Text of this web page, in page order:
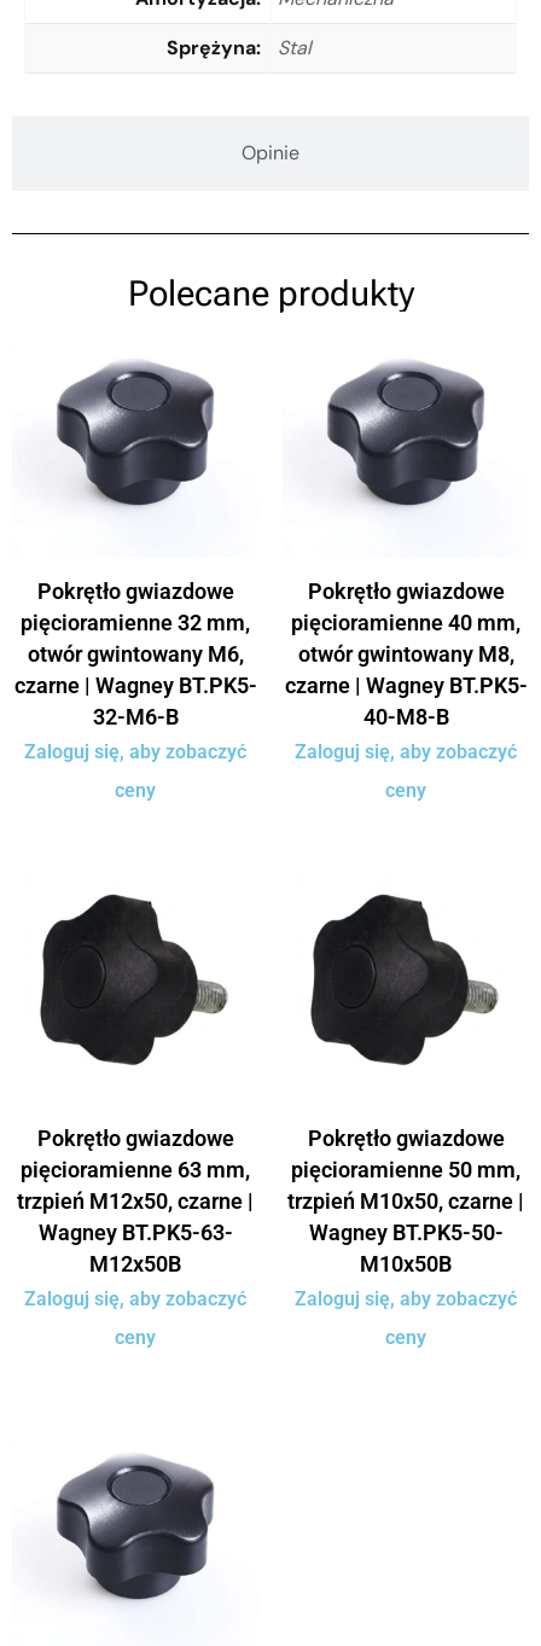
Opinie
Sprężyna
Stal
Polecane produkty
Pokrętło gwiazdowe
pięcioramienne 32 mm,
otwór gwintowany M6,
czarne | Wagney BT.PK5-
32-M6-B
Zaloguj się, aby zobaczyć
ceny
Pokrętło gwiazdowe
pięcioramienne 40 mm,
otwór gwintowany M8,
czarne | Wagney BT.PK5-
40-M8-B
Zaloguj się, aby zobaczyć
ceny
Pokrętło gwiazdowe
pięcioramienne 63 mm,
trzpień M12x50, czarne |
Wagney BT.PK5-63-
M12x50B
Zaloguj się, aby zobaczyć
ceny
Pokrętło gwiazdowe
pięcioramienne 50 mm,
trzpień M10x50, czarne |
Wagney BT.PK5-50-
M10x50B
Zaloguj się, aby zobaczyć
ceny